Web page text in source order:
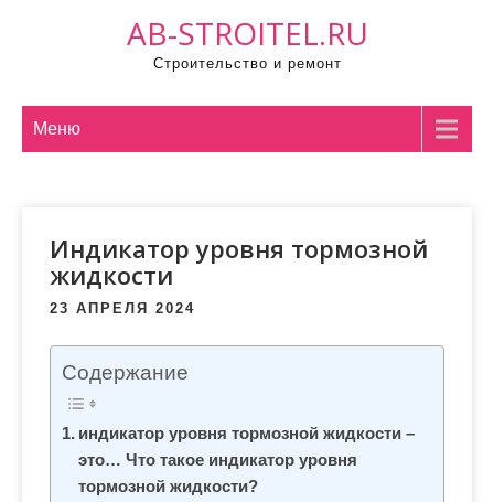
AB-STROITEL.RU
Строительство и ремонт
Меню
Индикатор уровня тормозной
жидкости
23 АПРЕЛЯ 2024
Содержание
индикатор уровня тормозной жидкости –
это… Что такое индикатор уровня
тормозной жидкости?